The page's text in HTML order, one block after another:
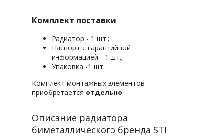
Комплект поставки
Радиатор - 1 шт.;
Паспорт с гарантийной
информацией - 1 шт.;
Упаковка -1 шт.
Комплект монтажных элементов
приобретается отдельно.
Описание радиатора
биметаллического бренда STI